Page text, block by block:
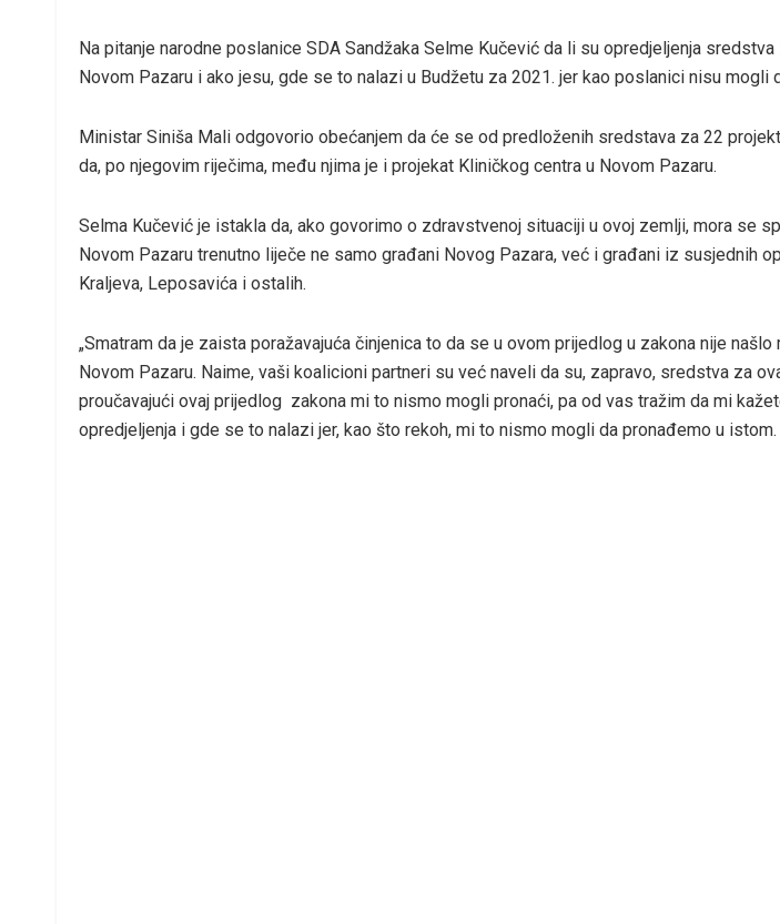
Na pitanje narodne poslanice SDA Sandžaka Selme Kučević da li su opredjeljenja
Novom Pazaru i ako jesu, gde se to nalazi u Budžetu za 2021. jer kao poslanici nisu mogli
Ministar Siniša Mali odgovorio obećanjem da će se od predloženih sredstava za 22
da, po njegovim riječima, među njima je i projekat Kliničkog centra u Novom Pazaru.
Selma Kučević je istakla da, ako govorimo o zdravstvenoj situaciji u ovoj zemlji, mora se
Novom Pazaru trenutno liječe ne samo građani Novog Pazara, već i građani iz susjednih
Kraljeva, Leposavića i ostalih.
„Smatram da je zaista poražavajuća činjenica to da se u ovom prijedlog u zakona nije
Novom Pazaru. Naime, vaši koalicioni partneri su već naveli da su, zapravo, sredstva za
proučavajući ovaj prijedlog zakona mi to nismo mogli pronaći, pa od vas tražim da mi
opredjeljenja i gde se to nalazi jer, kao što rekoh, mi to nismo mogli da pronađemo u istom.